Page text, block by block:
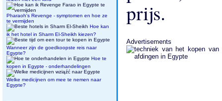
Pharaoh's Revenge - symptomen en hoe ze
te vermijden
Hoe kan
ik het hotel in Sharm El-Sheikh kiezen?
Wanneer zijn de goedkoopste reis naar
Egypte?
Hoe te
kopen in Egypte - onderhandelingen
Welke medicijnen om mee te nemen naar
Egypte?
prijs.
Advertisements